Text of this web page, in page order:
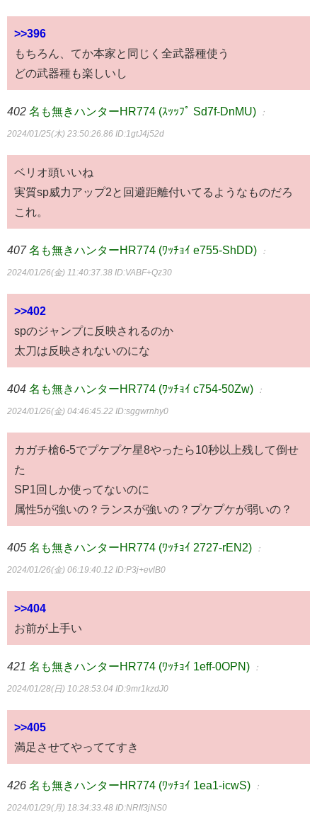
>>396
もちろん、てか本家と同じく全武器種使う
どの武器種も楽しいし
402 名も無きハンターHR774 (ｽｯｯﾌﾟ Sd7f-DnMU) ：
2024/01/25(木) 23:50:26.86 ID:1gtJ4j52d
ベリオ頭いいね
実質sp威力アップ2と回避距離付いてるようなものだろ
これ。
407 名も無きハンターHR774 (ﾜｯﾁｮｲ e755-ShDD) ：
2024/01/26(金) 11:40:37.38 ID:VABF+Qz30
>>402
spのジャンプに反映されるのか
太刀は反映されないのにな
404 名も無きハンターHR774 (ﾜｯﾁｮｲ c754-50Zw) ：
2024/01/26(金) 04:46:45.22 ID:sggwrnhy0
カガチ槍6-5でプケプケ星8やったら10秒以上残して倒せ
た
SP1回しか使ってないのに
属性5が強いの？ランスが強いの？プケプケが弱いの？
405 名も無きハンターHR774 (ﾜｯﾁｮｲ 2727-rEN2) ：
2024/01/26(金) 06:19:40.12 ID:P3j+evlB0
>>404
お前が上手い
421 名も無きハンターHR774 (ﾜｯﾁｮｲ 1eff-0OPN) ：
2024/01/28(日) 10:28:53.04 ID:9mr1kzdJ0
>>405
満足させてやっててすき
426 名も無きハンターHR774 (ﾜｯﾁｮｲ 1ea1-icwS) ：
2024/01/29(月) 18:34:33.48 ID:NRIf3jNS0